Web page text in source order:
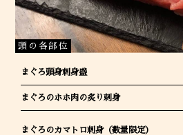
頭の各部位
まぐろ頭身刺身盛
まぐろのホホ肉の炙り刺身
まぐろのカマトロ刺身（数量限定）